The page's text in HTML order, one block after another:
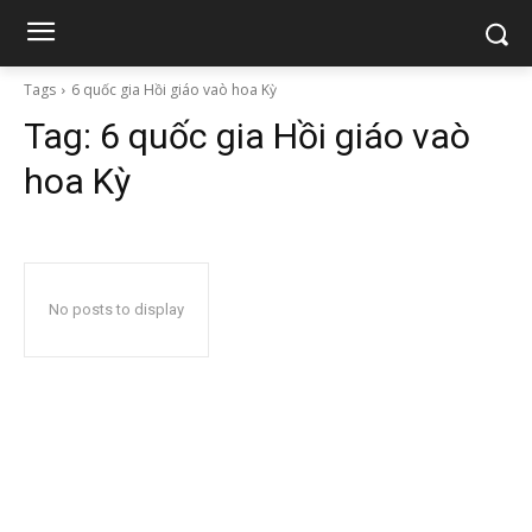
Tags 6 quốc gia Hồi giáo vaò hoa Kỳ
Tag: 6 quốc gia Hồi giáo vaò
hoa Kỳ
No posts to display